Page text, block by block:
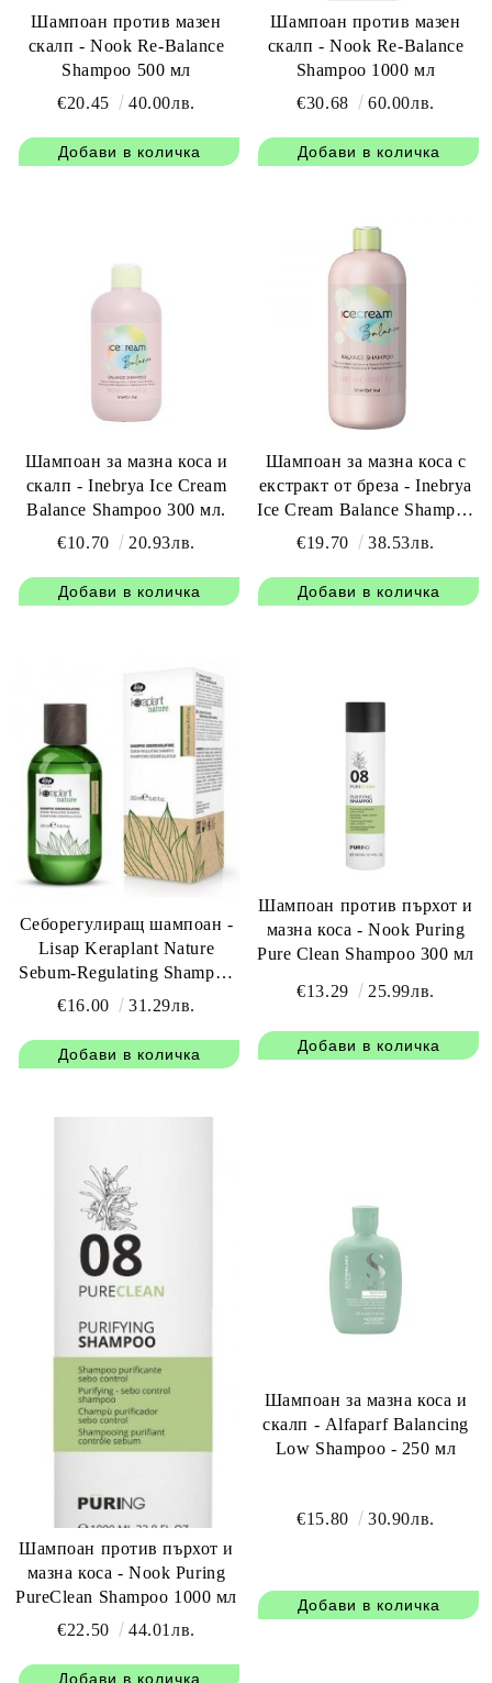
Шампоан против мазен
скалп - Nook Re-Balance
Shampoo 500 мл
€20.45
40.00лв.
Шампоан против мазен
скалп - Nook Re-Balance
Shampoo 1000 мл
€30.68
60.00лв.
Шампоан за мазна коса и
скалп - Inebrya Ice Cream
Balance Shampoo 300 мл.
€10.70
20.93лв.
Шампоан за мазна коса с
екстракт от бреза - Inebrya
Ice Cream Balance Shampoo
1000 мл.
€19.70 38.53лв.
Себорегулиращ шампоан -
Lisap Keraplant Nature
Sebum-Regulating Shampoo
250 мл
€16.00 31.29лв.
Шампоан против пърхот и
мазна коса - Nook Puring
Pure Clean Shampoo 300 мл
€13.29 25.99лв.
Шампоан против пърхот и
мазна коса - Nook Puring
PureClean Shampoo 1000 мл
€22.50
44.01лв.
Шампоан за мазна коса и
скалп - Alfaparf Balancing
Low Shampoo - 250 мл
€15.80 30.90лв.